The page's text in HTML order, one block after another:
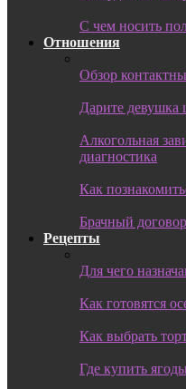
С чем носить
Отношения
Обзор
Дарите девушка
Алкогольная
диагностика
Как
Брачный
Рецепты
Для чего
Как готовятся
Как выбрать
Где купить